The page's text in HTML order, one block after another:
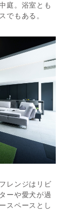
庭。浴室とも
でもある。
レンジはリビ
ーや愛犬が過
スペースとし